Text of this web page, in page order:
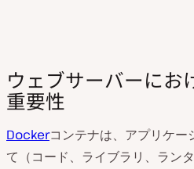
ウェブサーバーにお
重要性
Dockerコンテナは、アプリケー
て（コード、ライブラリ、ラン